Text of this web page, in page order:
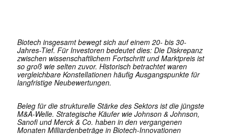
Biotech insgesamt bewegt sich auf einem 20- bis 30-
Jahres-Tief. Für Investoren bedeutet dies: Die Diskrepanz
zwischen wissenschaftlichem Fortschritt und Marktpreis ist
so groß wie selten zuvor. Historisch betrachtet waren
vergleichbare Konstellationen häufig Ausgangspunkte für
langfristige Neubewertungen.
Beleg für die strukturelle Stärke des Sektors ist die jüngste
M&A-Welle. Strategische Käufer wie Johnson & Johnson,
Sanofi und Merck & Co. haben in den vergangenen
Monaten Milliardenbeträge in Biotech-Innovationen